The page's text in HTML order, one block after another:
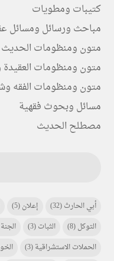
كتيبات ومطويات
مباحث ورسائل ومسائل
متون ومنظومات
متون ومنظومات
متون ومنظومات الفقه
مسائل وبحوث فقهية
مصطلح الحديث
أبي الحارث(32) إعلان(5)
التوكل(8) الثبات(3) الجنة
الحملات الاستشراقية(3)